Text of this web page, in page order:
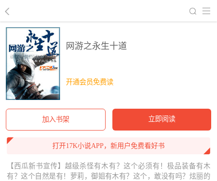
网游之永生十道
开通会员免费读
加入书架 立即阅读
打开17K小说APP，新用户免费看好书
【西瓜新书宣传】越级杀怪有木有？这个必须有！极品装备有木
有？这个自然是有！萝莉，御姐有木有？这个，敢没有吗？炫丽的